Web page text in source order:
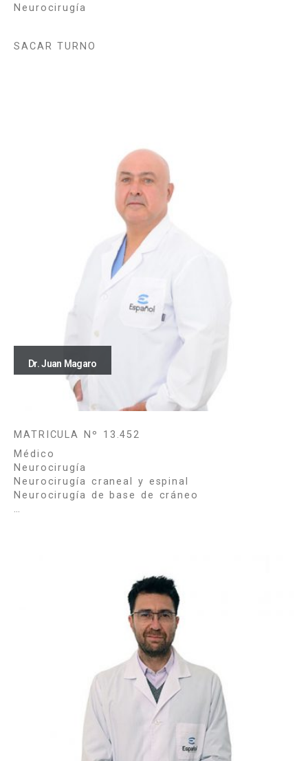
Neurocirugía
SACAR TURNO
Dr. Juan Magaro
MATRICULA Nº 13.452
Médico
Neurocirugía
Neurocirugía craneal y espinal
Neurocirugía de base de cráneo
…